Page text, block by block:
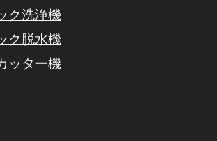
ク洗浄機
ク脱水機
ッター機